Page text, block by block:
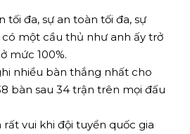
tối đa, sự an toàn tối đa, sự
một cầu thủ như anh ấy trở
mức 100%.
nhiều bàn thắng nhất cho
bàn sau 34 trận trên mọi đấu
vui khi đội tuyển quốc gia